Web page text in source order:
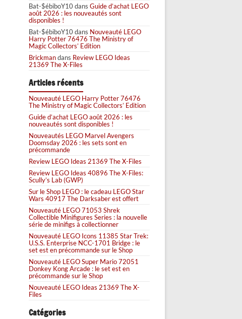
Bat-$ébiboY10dans Guide d’achat LEGO
août 2026 : les nouveautés sont
disponibles !
Bat-$ébiboY10dans Nouveauté LEGO
Harry Potter 76476 The Ministry of
Magic Collectors’ Edition
Brickmandans Review LEGO Ideas
21369 The X-Files
Articles récents
Nouveauté LEGO Harry Potter 76476
The Ministry of Magic Collectors’ Edition
Guide d’achat LEGO août 2026 : les
nouveautés sont disponibles !
Nouveautés LEGO Marvel Avengers
Doomsday 2026 : les sets sont en
précommande
Review LEGO Ideas 21369 The X-Files
Review LEGO Ideas 40896 The X-Files:
Scully’s Lab (GWP)
Sur le Shop LEGO : le cadeau LEGO Star
Wars 40917 The Darksaber est offert
Nouveauté LEGO 71053 Shrek
Collectible Minifigures Series : la nouvelle
série de minifigs à collectionner
Nouveauté LEGO Icons 11385 Star Trek:
U.S.S. Enterprise NCC-1701 Bridge : le
set est en précommande sur le Shop
Nouveauté LEGO Super Mario 72051
Donkey Kong Arcade : le set est en
précommande sur le Shop
Nouveauté LEGO Ideas 21369 The X-
Files
Catégories